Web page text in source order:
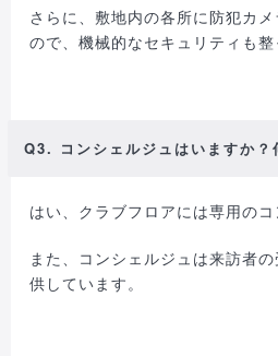
さらに、敷地内の各所に防犯カ
ので、機械的なセキュリティも整
Q3. コンシェルジュはいますか？
はい、クラブフロアには専用のコ
また、コンシェルジュは来訪者
供しています。